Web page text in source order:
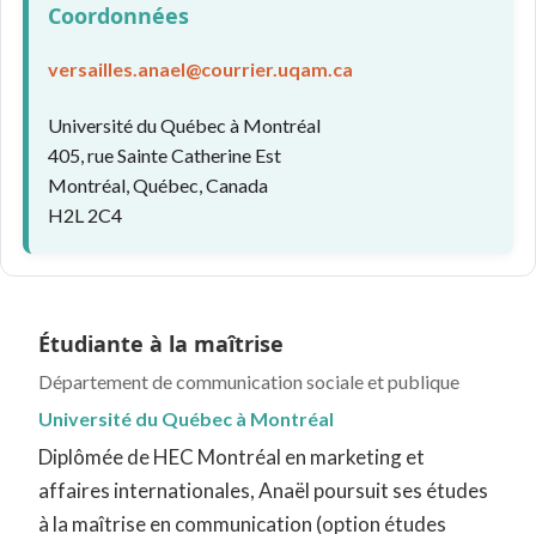
Coordonnées
versailles.anael@courrier.uqam.ca
Université du Québec à Montréal
405, rue Sainte Catherine Est
Montréal, Québec, Canada
H2L 2C4
Étudiante à la maîtrise
Département de communication sociale et publique
Université du Québec à Montréal
Diplômée de HEC Montréal en marketing et
affaires internationales, Anaël poursuit ses études
à la maîtrise en communication (option études